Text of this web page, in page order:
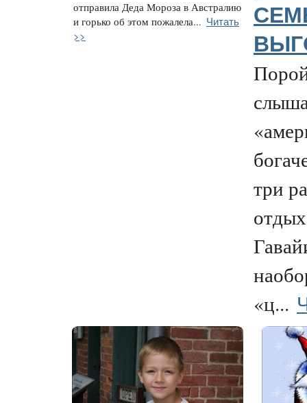
отправила Деда Мороза в Австралию
и горько об этом пожалела... Читать
>>
три
«ц...